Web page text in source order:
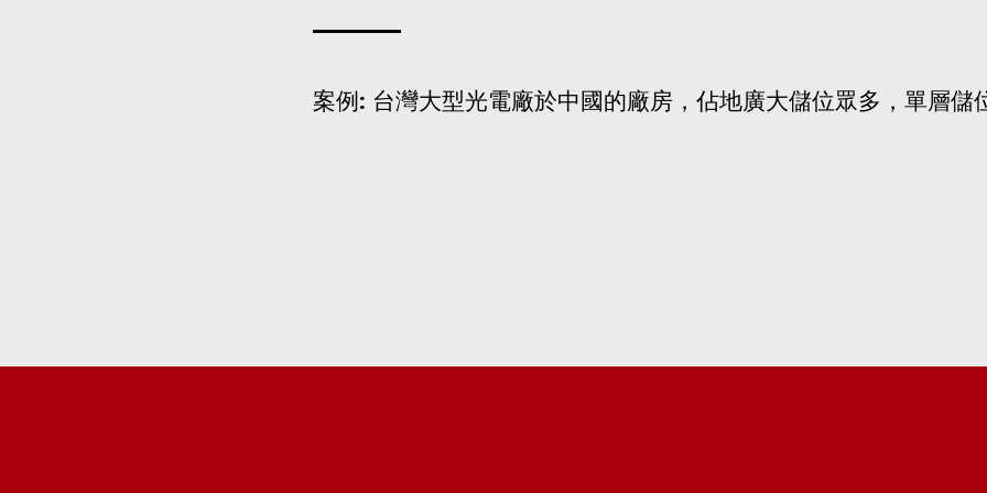
案例: 台灣大型光電廠於中國的廠房，佔地廣大儲位眾多，單層儲